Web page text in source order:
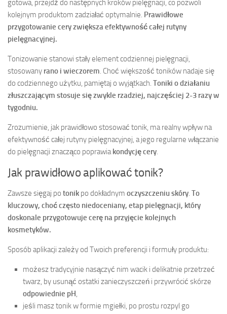
gotowa, przejdź do następnych kroków pielęgnacji, co pozwoli
kolejnym produktom zadziałać optymalnie. Prawidłowe
przygotowanie cery zwiększa efektywność całej rutyny
pielęgnacyjnej.
Tonizowanie stanowi stały element codziennej pielęgnacji,
stosowany rano i wieczorem. Choć większość toników nadaje się
do codziennego użytku, pamiętaj o wyjątkach. Toniki o działaniu
złuszczającym stosuje się zwykle rzadziej, najczęściej 2-3 razy w
tygodniu.
Zrozumienie, jak prawidłowo stosować tonik, ma realny wpływ na
efektywność całej rutyny pielęgnacyjnej, a jego regularne włączanie
do pielęgnacji znacząco poprawiakondycję cery.
Jak prawidłowo aplikować tonik?
Zawsze sięgaj po tonik po dokładnym oczyszczeniu skóry. To
kluczowy, choć często niedoceniany, etap pielęgnacji, który
doskonale przygotowuje cerę na przyjęcie kolejnych
kosmetyków.
Sposób aplikacji zależy od Twoich preferencji i formuły produktu:
możesz tradycyjnie nasączyć nim wacik i delikatnie przetrzeć
twarz, by usunąć ostatki zanieczyszczeń i przywrócić skórze
odpowiednie pH,
jeśli masz tonik w formie mgiełki, po prostu rozpyl go